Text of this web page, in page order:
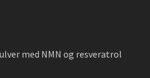
med NMN og resveratrol